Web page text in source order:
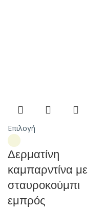
Επιλογή
Δερματίνη
καμπαρντίνα με
σταυροκούμπι
εμπρός